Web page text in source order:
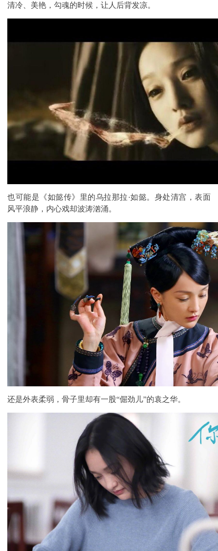
清冷、美艳，勾魂的时候，让人后背发凉。
也可能是《如懿传》里的乌拉那拉·如懿。身处清宫，表面
风平浪静，内心戏却波涛汹涌。
还是外表柔弱，骨子里却有一股“倔劲儿”的袁之华。